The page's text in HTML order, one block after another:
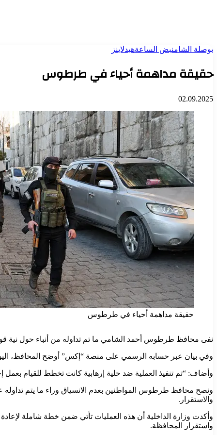
بوصلة الشامنبض الساعةهيدلاينز
حقيقة مداهمة أحياء في طرطوس
02.09.2025
حقيقة مداهمة أحياء في طرطوس
نفى محافظ طرطوس أحمد الشامي ما تم تداوله من أنباء حول نية
وفي بيان عبر حسابه الرسمي على منصة “إكس” أوضح المحافظ، اليوم 2 أيلول، أن العملية الأمنية التي جرت قبل يومين كانت عملية محدودة ومستهدفة، استندت إلى معلومات استخباراتية
وأضاف: “تم تنفيذ العملية ضد خلية إرهابية كانت تخطط للقيام
ونصح محافظ طرطوس المواطنين بعدم الانسياق وراء ما يتم
والاستقرار.
وأكدت وزارة الداخلية أن هذه العمليات تأتي ضمن خطة شاملة
واستقرار المحافظة.